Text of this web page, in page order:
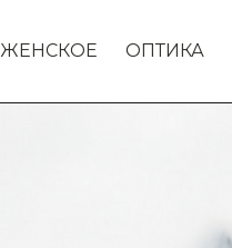
ЖЕНСКОЕ ОПТИКА